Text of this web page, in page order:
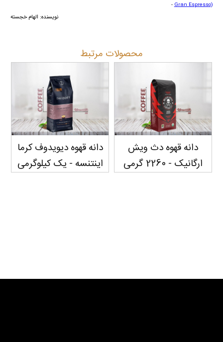
Gran Espresso)
-
نویسنده: الهام خجسته
محصولات مرتبط
دانه قهوه دث ویش
ارگانیک - 2260 گرمی
دانه قهوه دیویدوف کرما
اینتنسه - یک کیلوگرمی